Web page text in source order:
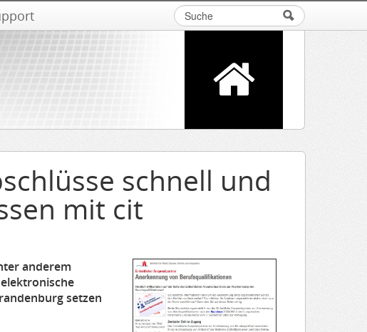
Suchformular
Suche
schnell und
mit cit
anderem
setzen